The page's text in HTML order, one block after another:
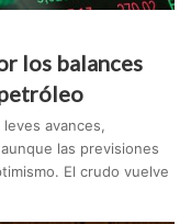
los balances
avances,
las previsiones
El crudo vuelve